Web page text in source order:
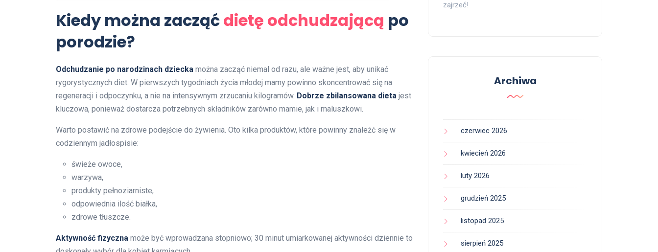
Kiedy można zacząćdietę odchudzającą po
porodzie?
Odchudzanie po narodzinach dziecka można zacząć niemal od razu, ale ważne jest, aby unikać
rygorystycznych diet. W pierwszych tygodniach życia młodej mamy powinno skoncentrować się na
regeneracji i odpoczynku, a nie na intensywnym zrzucaniu kilogramów. Dobrze zbilansowana dieta jest
kluczowa, ponieważ dostarcza potrzebnych składników zarówno mamie, jak i maluszkowi.
Warto postawić na zdrowe podejście do żywienia. Oto kilka produktów, które powinny znaleźć się w
codziennym jadłospisie:
świeże owoce,
warzywa,
produkty pełnoziarniste,
odpowiednia ilość białka,
zdrowe tłuszcze.
Aktywność fizyczna może być wprowadzana stopniowo; 30 minut umiarkowanej aktywności dziennie to
zajrzeć!
Archiwa
czerwiec 2026
kwiecień 2026
luty 2026
grudzień 2025
listopad 2025
sierpień 2025